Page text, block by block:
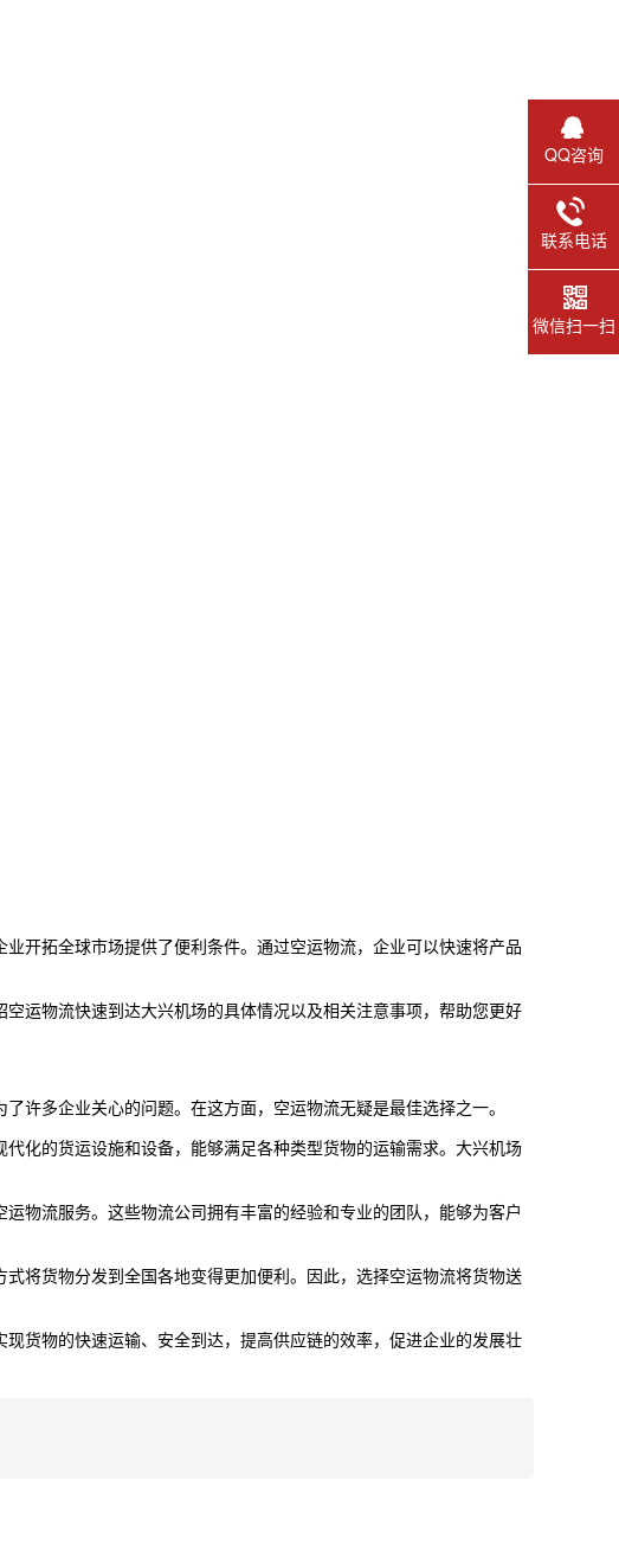
开拓全球市场提供了便利条件。通过空运物流，企业可以快速将产品
空运物流快速到达大兴机场的具体情况以及相关注意事项，帮助您更好
了许多企业关心的问题。在这方面，空运物流无疑是最佳选择之一。
化的货运设施和设备，能够满足各种类型货物的运输需求。 大兴机场
物流服务。这些物流公司拥有丰富的经验和专业的团队，能够为客户
式将货物分发到全国各地变得更加便利。因此，选择空运物流将货物送
货物的快速运输、安全到达，提高供应链的效率，促进企业的发展壮
QQ咨询
联系电话
微信扫一扫